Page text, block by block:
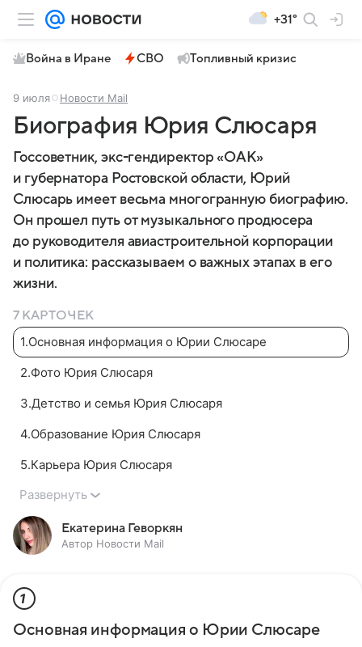
+31°
Война в Иране СВО Топливный кризис
9 июля Новости Mail
Биография Юрия Слюсаря
Госсоветник, экс-гендиректор «ОАК»
и губернатора Ростовской области, Юрий
Слюсарь имеет весьма многогранную биографию.
Он прошел путь от музыкального продюсера
до руководителя авиастроительной корпорации
и политика: рассказываем о важных этапах в его
жизни.
7 КАРТОЧЕК
1.Основная информация о Юрии Слюсаре
2.Фото Юрия Слюсаря
3.Детство и семья Юрия Слюсаря
4.Образование Юрия Слюсаря
5.Карьера Юрия Слюсаря
Развернуть
Екатерина Геворкян
Автор Новости Mail
1
Основная информация о Юрии Слюсаре